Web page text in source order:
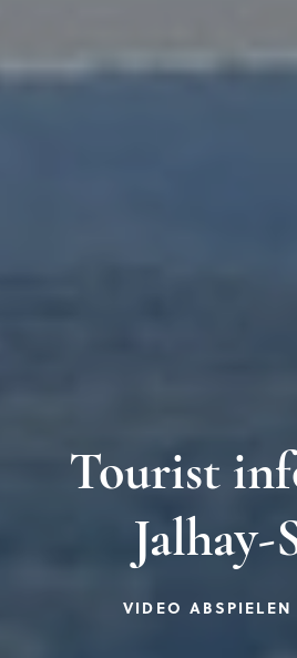
Tourist
Jalhay-
VIDEO ABSPIELEN